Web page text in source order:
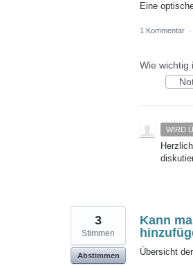
Eine
1 Kommentar ·
Wie wichtig
WIRD
Kann
Übersicht
3
Stimmen
Abstimmen